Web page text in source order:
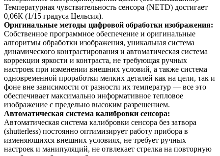
Температурная чувствительность сенсора (NETD) достигает
0,06К (1/15 градуса Цельсия).
Оригинальные методы цифровой обработки изображения:
Собственное программное обеспечение и оригинальные
алгоритмы обработки изображения, уникальная система
динамического контрастирования и автоматическая система
коррекции яркости и контраста, не требующая ручных
настроек при изменении внешних условий, а также система
одновременной проработки мелких деталей как на цели, так и
фоне вне зависимости от разности их температур — все это
обеспечивает максимально информативное тепловое
изображение с предельно высоким разрешением.
Автоматическая система калибровки сенсора:
Автоматическая система калибровки сенсора без затвора
(shutterless) постоянно оптимизирует работу прибора в
изменяющихся внешних условиях, не требует ручных
настроек и манипуляций, не отвлекает стрелка на повторную